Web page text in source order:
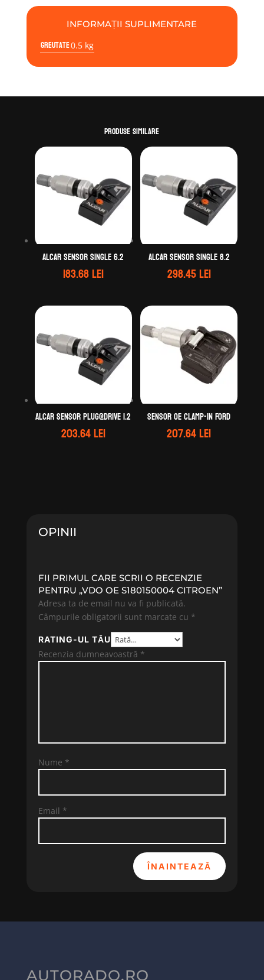
INFORMAȚII SUPLIMENTARE
Greutate0.5 kg
Produse similare
ALCAR Sensor Single 6.2
183.68lei
Alcar Sensor Single 8.2
298.45lei
Alcar Sensor Plug@Drive 1.2
203.64lei
Sensor OE clamp-in Ford
207.64lei
OPINII
FII PRIMUL CARE SCRII O RECENZIE
PENTRU „VDO OE S180150004 CITROEN”
Adresa ta de email nu va fi publicată.
Câmpurile obligatorii sunt marcate cu *
RATING-UL TĂU
Recenzia dumneavoastră *
Nume *
Email *
ÎNAINTEAZĂ
AUTORADO.RO